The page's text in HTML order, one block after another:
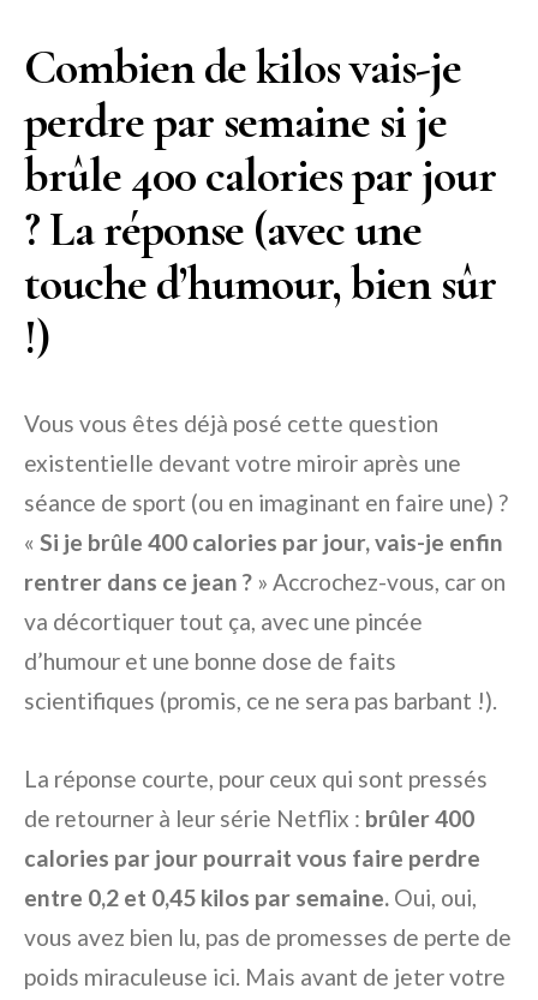
Combien de kilos vais-je
perdre par semaine si je
brûle 400 calories par jour
? La réponse (avec une
touche d’humour, bien sûr
!)
Vous vous êtes déjà posé cette question
existentielle devant votre miroir après une
séance de sport (ou en imaginant en faire une) ?
« Si je brûle 400 calories par jour, vais-je enfin
rentrer dans ce jean ? » Accrochez-vous, car on
va décortiquer tout ça, avec une pincée
d’humour et une bonne dose de faits
scientifiques (promis, ce ne sera pas barbant !).
La réponse courte, pour ceux qui sont pressés
de retourner à leur série Netflix : brûler 400
calories par jour pourrait vous faire perdre
entre 0,2 et 0,45 kilos par semaine. Oui, oui,
vous avez bien lu, pas de promesses de perte de
poids miraculeuse ici. Mais avant de jeter votre